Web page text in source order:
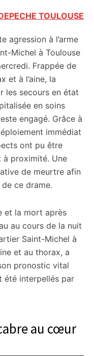
TOULOUSE
agression à l’arme
Michel à Toulouse
Frappée de
et à l’aine, la
les secours en état
en soins
engagé. Grâce à
immédiat
ont pu être
à proximité. Une
de meurtre afin
ce drame.
et la mort après
au cours de la nuit
Saint-Michel à
et au thorax, a
pronostic vital
été interpellés par
au cœur